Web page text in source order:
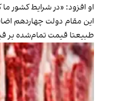
او افزود: «در شرایط کشور
این مقام دولت چهاردهم
طبیعتا قیمت تمام‌شده بر